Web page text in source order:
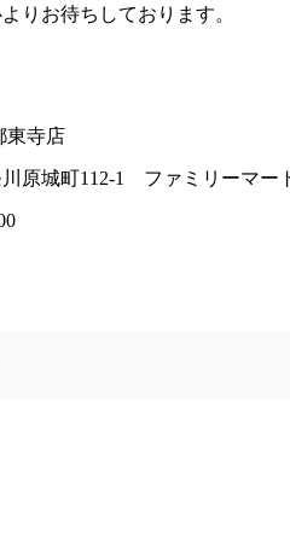
りお待ちしております。
東寺店
原城町112-1 ファミリーマー